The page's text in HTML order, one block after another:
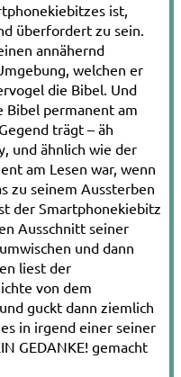
ist,
überfordert zu sein.
annähernd
welchen er
die Bibel. Und
Bibel permanent am
trägt – äh
und ähnlich wie der
am Lesen war, wenn
zu seinem Aussterben
der Smartphonekiebitz
Ausschnitt seiner
und dann
liest der
von dem
guckt dann ziemlich
in irgend einer seiner
GEDANKE! gemacht